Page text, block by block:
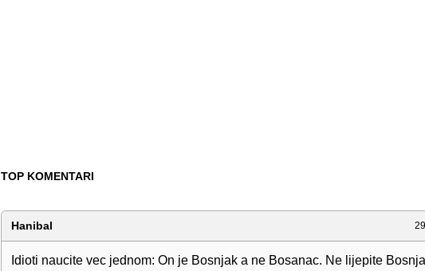
TOP KOMENTARI
Hanibal
Idioti naucite vec jednom: On je Bosnjak a ne Bosanac. Ne lijepite